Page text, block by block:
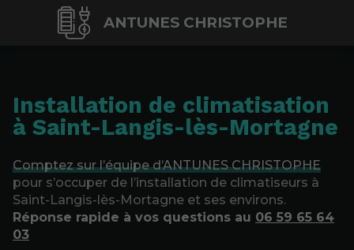
ANTUNES CHRISTOPHE
Installation de climatisation
à Saint-Langis-lès-Mortagne
Comptez sur l’équipe d’ANTUNES CHRISTOPHE
pour s’occuper de l’installation de climatiseurs à
Saint-Langis-lès-Mortagne et ses environs.
Réponse rapide à vos questions au 06 59 65 64
03